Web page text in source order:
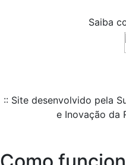
Saiba
:: Site desenvolvido pela
e Inovação da